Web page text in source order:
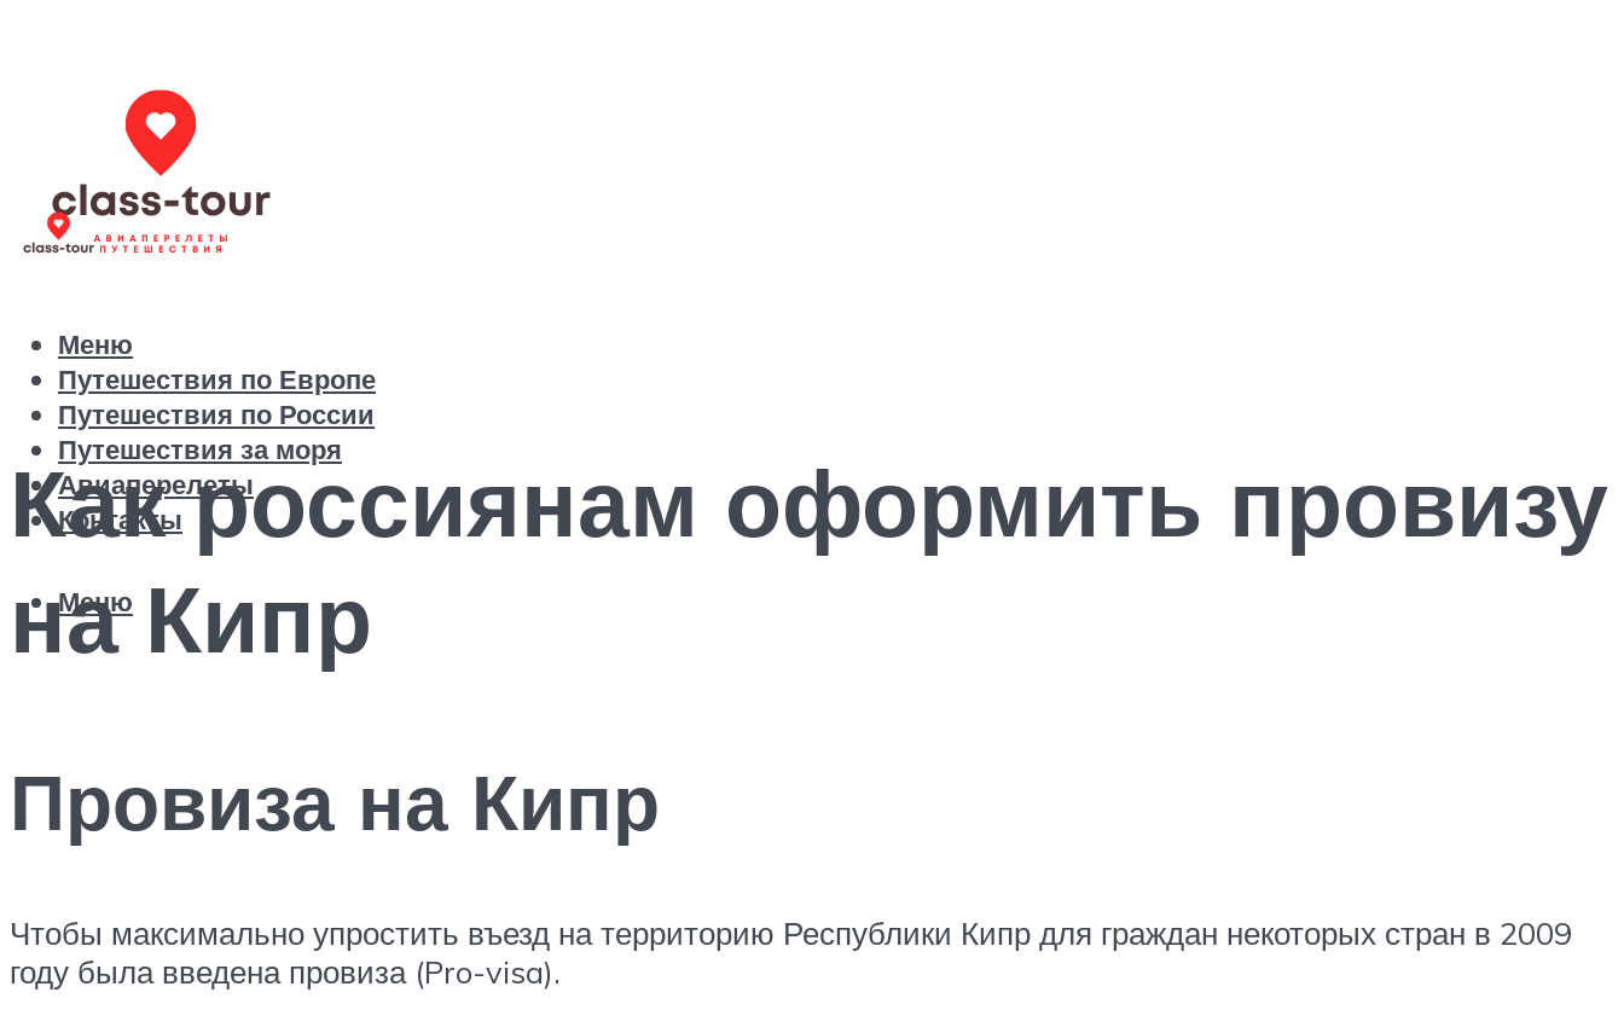
Путешествия по Европе
Путешествия по России
Путешествия за моря
Авиаперелеты
Контакты
Меню
Меню
Как россиянам оформить провизу
на Кипр
Провиза на Кипр
Чтобы максимально упростить въезд на территорию Республики Кипр для граждан некоторых стран в 2009
году была введена провиза (Pro-visa).